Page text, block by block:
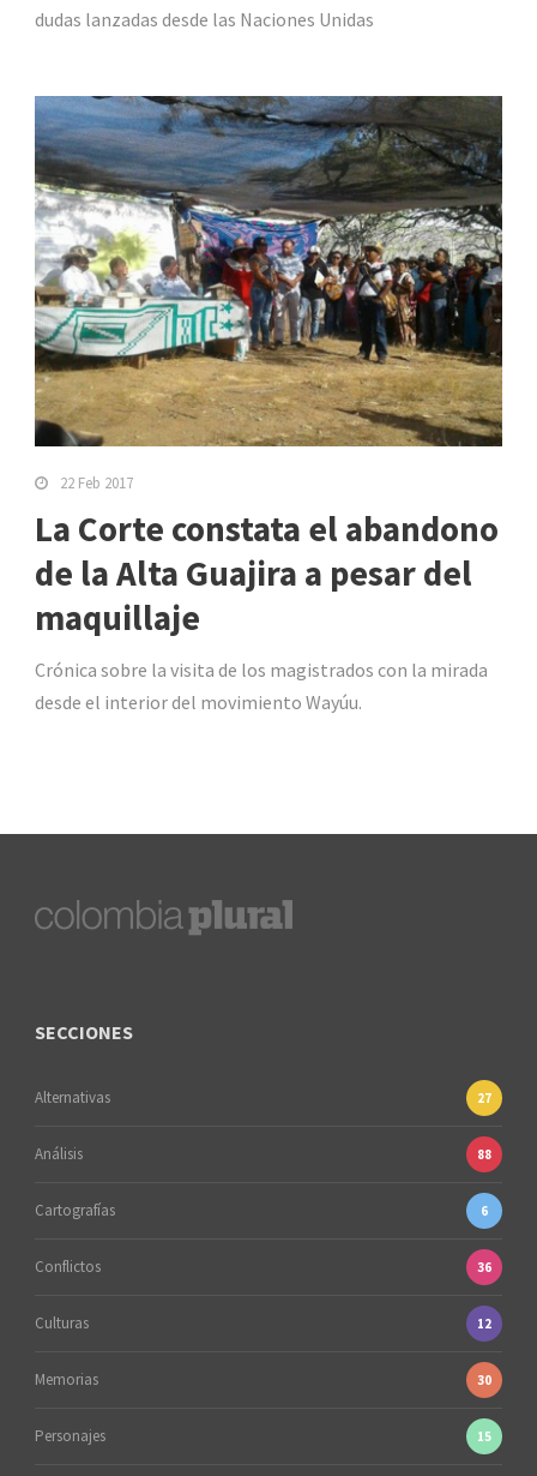
dudas lanzadas desde las Naciones Unidas
22 Feb 2017
La Corte constata el abandono
de la Alta Guajira a pesar del
maquillaje
Crónica sobre la visita de los magistrados con la mirada
desde el interior del movimiento Wayúu.
SECCIONES
Alternativas 27
Análisis 88
Cartografías 6
Conflictos 36
Culturas 12
Memorias 30
Personajes 15